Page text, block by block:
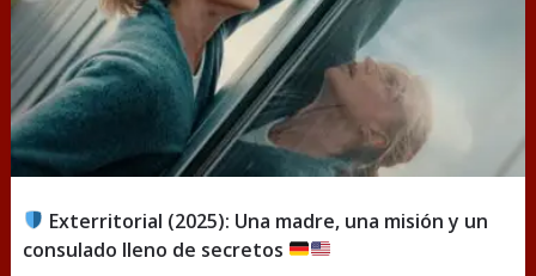
Exterritorial (2025): Una madre, una misión y un
consulado lleno de secretos